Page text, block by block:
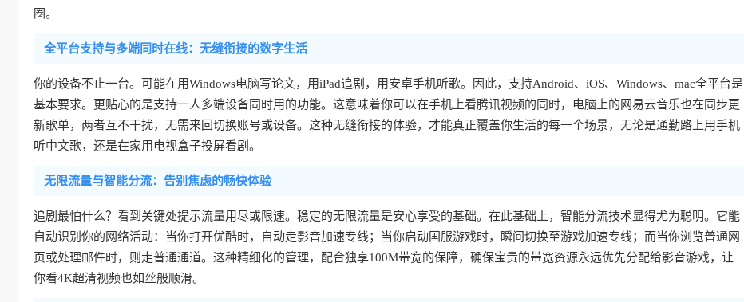
圈。
全平台支持与多端同时在线：无缝衔接的数字生活
你的设备不止一台。可能在用Windows电脑写论文，用iPad追剧，用安卓手机听歌。因此，支持Android、iOS、Windows、mac全平台是
基本要求。更贴心的是支持一人多端设备同时用的功能。这意味着你可以在手机上看腾讯视频的同时，电脑上的网易云音乐也在同步更
新歌单，两者互不干扰，无需来回切换账号或设备。这种无缝衔接的体验，才能真正覆盖你生活的每一个场景，无论是通勤路上用手机
听中文歌，还是在家用电视盒子投屏看剧。
无限流量与智能分流：告别焦虑的畅快体验
追剧最怕什么？看到关键处提示流量用尽或限速。稳定的无限流量是安心享受的基础。在此基础上，智能分流技术显得尤为聪明。它能
自动识别你的网络活动：当你打开优酷时，自动走影音加速专线；当你启动国服游戏时，瞬间切换至游戏加速专线；而当你浏览普通网
页或处理邮件时，则走普通通道。这种精细化的管理，配合独享100M带宽的保障，确保宝贵的带宽资源永远优先分配给影音游戏，让
你看4K超清视频也如丝般顺滑。